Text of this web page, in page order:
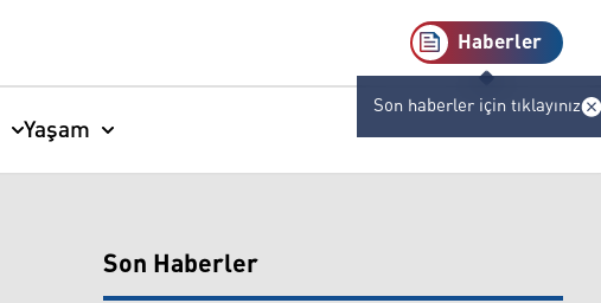
Haberler
Son haberler için tıklayınız
Yaşam
Son Haberler